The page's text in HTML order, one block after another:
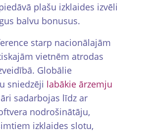
plašu izklaides izvēli
balvu bonusus.
starp nacionālajām
vietnēm atrodas
Globālie
sniedzēji labākie ārzemju
sadarbоjas līdz ar
nodrošinātāju,
izklaides slotu,